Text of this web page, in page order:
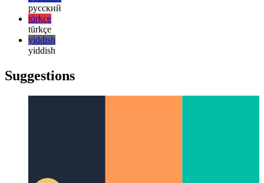
한국어
한국어
русский
русский
türkçe
yiddish
yiddish